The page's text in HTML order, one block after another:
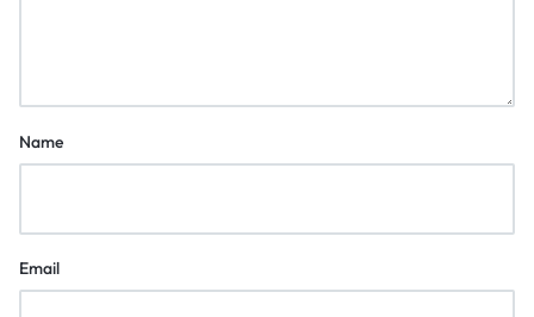
Name
Email